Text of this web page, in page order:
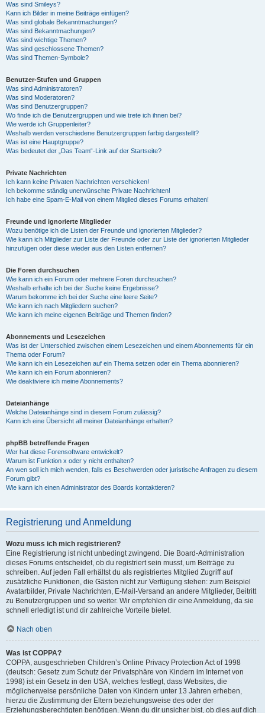
Was sind Smileys?
Kann ich Bilder in meine Beiträge einfügen?
Was sind globale Bekanntmachungen?
Was sind Bekanntmachungen?
Was sind wichtige Themen?
Was sind geschlossene Themen?
Was sind Themen-Symbole?
Benutzer-Stufen und Gruppen
Was sind Administratoren?
Was sind Moderatoren?
Was sind Benutzergruppen?
Wo finde ich die Benutzergruppen und wie trete ich ihnen bei?
Wie werde ich Gruppenleiter?
Weshalb werden verschiedene Benutzergruppen farbig dargestellt?
Was ist eine Hauptgruppe?
Was bedeutet der „Das Team“-Link auf der Startseite?
Private Nachrichten
Ich kann keine Privaten Nachrichten verschicken!
Ich bekomme ständig unerwünschte Private Nachrichten!
Ich habe eine Spam-E-Mail von einem Mitglied dieses Forums erhalten!
Freunde und ignorierte Mitglieder
Wozu benötige ich die Listen der Freunde und ignorierten Mitglieder?
Wie kann ich Mitglieder zur Liste der Freunde oder zur Liste der ignorierten Mitglieder
hinzufügen oder diese wieder aus den Listen entfernen?
Die Foren durchsuchen
Wie kann ich ein Forum oder mehrere Foren durchsuchen?
Weshalb erhalte ich bei der Suche keine Ergebnisse?
Warum bekomme ich bei der Suche eine leere Seite?
Wie kann ich nach Mitgliedern suchen?
Wie kann ich meine eigenen Beiträge und Themen finden?
Abonnements und Lesezeichen
Was ist der Unterschied zwischen einem Lesezeichen und einem Abonnements für ein
Thema oder Forum?
Wie kann ich ein Lesezeichen auf ein Thema setzen oder ein Thema abonnieren?
Wie kann ich ein Forum abonnieren?
Wie deaktiviere ich meine Abonnements?
Dateianhänge
Welche Dateianhänge sind in diesem Forum zulässig?
Kann ich eine Übersicht all meiner Dateianhänge erhalten?
phpBB betreffende Fragen
Wer hat diese Forensoftware entwickelt?
Warum ist Funktion x oder y nicht enthalten?
An wen soll ich mich wenden, falls es Beschwerden oder juristische Anfragen zu diesem
Forum gibt?
Wie kann ich einen Administrator des Boards kontaktieren?
Registrierung und Anmeldung
Wozu muss ich mich registrieren?
Eine Registrierung ist nicht unbedingt zwingend. Die Board-Administration
dieses Forums entscheidet, ob du registriert sein musst, um Beiträge zu
schreiben. Auf jeden Fall erhältst du als registriertes Mitglied Zugriff auf
zusätzliche Funktionen, die Gästen nicht zur Verfügung stehen: zum Beispiel
Avatarbilder, Private Nachrichten, E-Mail-Versand an andere Mitglieder, Beitritt
zu Benutzergruppen und so weiter. Wir empfehlen dir eine Anmeldung, da sie
schnell erledigt ist und dir zahlreiche Vorteile bietet.
Nach oben
Was ist COPPA?
COPPA, ausgeschrieben Children’s Online Privacy Protection Act of 1998
(deutsch: Gesetz zum Schutz der Privatsphäre von Kindern im Internet von
1998) ist ein Gesetz in den USA, welches festlegt, dass Websites, die
möglicherweise persönliche Daten von Kindern unter 13 Jahren erheben,
hierzu die Zustimmung der Eltern beziehungsweise des oder der
Erziehungsberechtigten benötigen. Wenn du dir unsicher bist, ob dies auf dich